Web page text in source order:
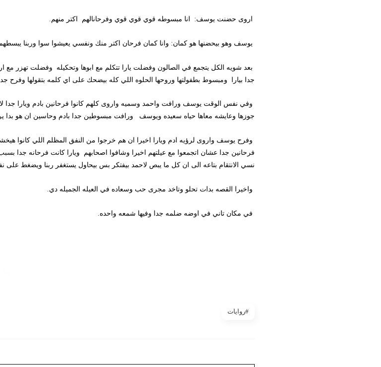
اروى حضنت يوسف: انا مبسوطه قوي قوي قوي وفرحانالهم اكتر منهم.
يوسف وهو بيحضنها هو كمان: وانا كمان فرحان اكتر منك ونفسي يعيشوا سوا وربنا يبسطهم في
بعد شويه الكل يتجمع في الصالون وفضلت يارا تتكلم مع ابوها وتحكيله وفضلت تهزر مع
جدا بيارا ومبسوط بطفولتها وروحها الحلوه اللي كله بيضحك على اي كلمه بتقولها وفرح جدا
وفي نفس الوقت يوسف ورافت واحمد وسميه واروى كلهم كانوا فرحانين بادم ويارا جدا
جوزها وعايشه معاها حياه سعيده ويوسف ورافت مبسوطين جدا بادم وحاسين ان هو بدا يرجع
وفرح يوسف واروى لرؤيه ادم ويارا اخيرا ان هم خرجوا من النفق المظلم اللي كانوا هيخشوه
فرحانين جدا عشان اتجمعوا مع عيلتهم اخيرا وشافوا اصحابهم ويارا كانت فرحانه جدا
نسي الانتقام بتاعه الى ان كل ما يبص لاحمد بيفتكر بس بيحاول يستغفر ربنا ويضغط على
واخيرا القصه بدات تحلو وتاخد مجرى حب وسعاده في العيله الجميله دي.
في مكان تاني في اوضه ضلمه جدا وفيها شمعه واحده.
#روايات